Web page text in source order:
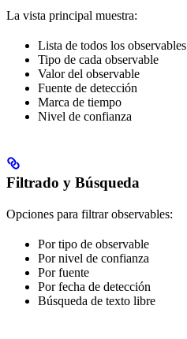
La vista principal muestra:
Lista de todos los observables
Tipo de cada observable
Valor del observable
Fuente de detección
Marca de tiempo
Nivel de confianza
Filtrado y Búsqueda
Opciones para filtrar observables:
Por tipo de observable
Por nivel de confianza
Por fuente
Por fecha de detección
Búsqueda de texto libre